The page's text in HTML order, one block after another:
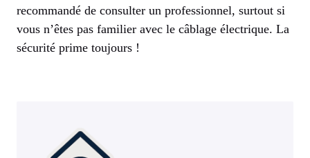
recommandé de consulter un professionnel, surtout si
vous n’êtes pas familier avec le câblage électrique. La
sécurité prime toujours !